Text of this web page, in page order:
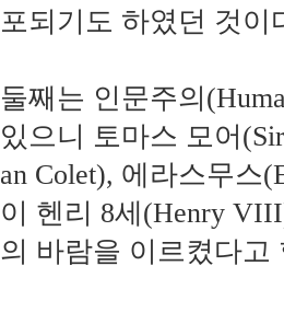
포되기도 하였던 것이
둘째는 인문주의
있으니 토마스 모어
an Colet), 에라스무스
이 헨리 8세(Henry
의 바람을 이르켰다고